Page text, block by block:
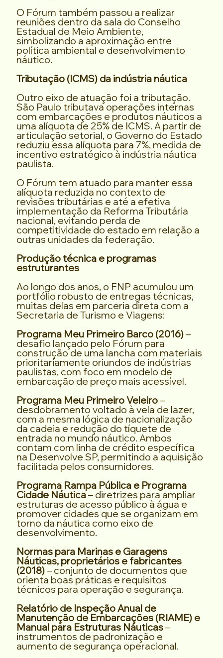
O Fórum também passou a realizar
reuniões dentro da sala do Conselho
Estadual de Meio Ambiente,
simbolizando a aproximação entre
política ambiental e desenvolvimento
náutico.
Tributação (ICMS) da indústria náutica
Outro eixo de atuação foi a tributação.
São Paulo tributava operações internas
com embarcações e produtos náuticos a
uma alíquota de 25% de ICMS. A partir de
articulação setorial, o Governo do Estado
reduziu essa alíquota para 7%, medida de
incentivo estratégico à indústria náutica
paulista.
O Fórum tem atuado para manter essa
alíquota reduzida no contexto de
revisões tributárias e até a efetiva
implementação da Reforma Tributária
nacional, evitando perda de
competitividade do estado em relação a
outras unidades da federação.
Produção técnica e programas
estruturantes
Ao longo dos anos, o FNP acumulou um
portfólio robusto de entregas técnicas,
muitas delas em parceria direta com a
Secretaria de Turismo e Viagens:
Programa Meu Primeiro Barco (2016)–
desafio lançado pelo Fórum para
construção de uma lancha com materiais
prioritariamente oriundos de indústrias
paulistas, com foco em modelo de
embarcação de preço mais acessível.
Programa Meu Primeiro Veleiro–
desdobramento voltado à vela de lazer,
com a mesma lógica de nacionalização
da cadeia e redução do tíquete de
entrada no mundo náutico. Ambos
contam com linha de crédito específica
na Desenvolve SP, permitindo a aquisição
facilitada pelos consumidores.
Programa Rampa Pública e Programa
Cidade Náutica– diretrizes para ampliar
estruturas de acesso público à água e
promover cidades que se organizam em
torno da náutica como eixo de
desenvolvimento.
Normas para Marinas e Garagens
Náuticas, proprietários e fabricantes
(2018)– conjunto de documentos que
orienta boas práticas e requisitos
técnicos para operação e segurança.
Relatório de Inspeção Anual de
Manutenção de Embarcações (RIAME) e
Manual para Estruturas Náuticas–
instrumentos de padronização e
aumento de segurança operacional.